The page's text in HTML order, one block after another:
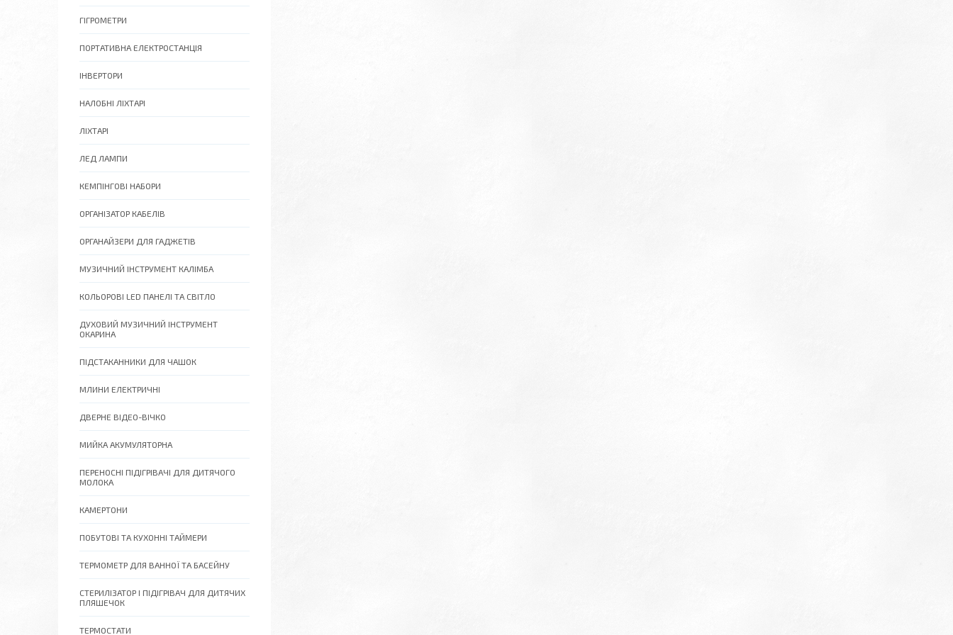
ГІГРОМЕТРИ
ПОРТАТИВНА ЕЛЕКТРОСТАНЦІЯ
ІНВЕРТОРИ
НАЛОБНІ ЛІХТАРІ
ЛІХТАРІ
ЛЕД ЛАМПИ
КЕМПІНГОВІ НАБОРИ
ОРГАНІЗАТОР КАБЕЛІВ
ОРГАНАЙЗЕРИ ДЛЯ ГАДЖЕТІВ
МУЗИЧНИЙ ІНСТРУМЕНТ КАЛІМБА
КОЛЬОРОВІ LED ПАНЕЛІ ТА СВІТЛО
ДУХОВИЙ МУЗИЧНИЙ ІНСТРУМЕНТ
ОКАРИНА
ПІДСТАКАННИКИ ДЛЯ ЧАШОК
МЛИНИ ЕЛЕКТРИЧНІ
ДВЕРНЕ ВІДЕО-ВІЧКО
МИЙКА АКУМУЛЯТОРНА
ПЕРЕНОСНІ ПІДІГРІВАЧІ ДЛЯ ДИТЯЧОГО
МОЛОКА
КАМЕРТОНИ
ПОБУТОВІ ТА КУХОННІ ТАЙМЕРИ
ТЕРМОМЕТР ДЛЯ ВАННОЇ ТА БАСЕЙНУ
СТЕРИЛІЗАТОР І ПІДІГРІВАЧ ДЛЯ ДИТЯЧИХ
ПЛЯШЕЧОК
ТЕРМОСТАТИ